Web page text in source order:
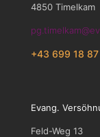
4850 Timelkam
+43 699 18 87
Evang.
Feld-Weg 13